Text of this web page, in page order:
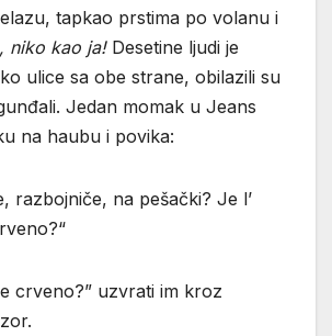
tapkao prstima po volanu i
niko kao ja!Desetine ljudi je
ulice sa obe strane, obilazili su
Jedan momak u Jeans
na haubu i povika:
razbojniče, na pešački? Je l’
crveno?” uzvrati im kroz